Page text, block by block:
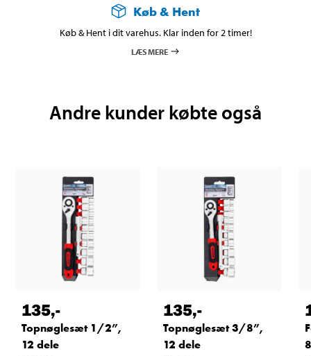
Køb & Hent
Køb & Hent i dit varehus. Klar inden for 2 timer!
LÆS MERE
Andre kunder købte også
135,-
Topnøglesæt 1/2”,
12 dele
135,-
Topnøglesæt 3/8”,
12 dele